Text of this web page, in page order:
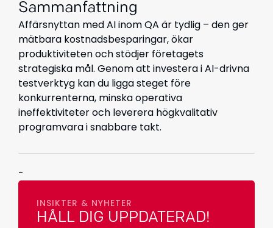
Sammanfattning
Affärsnyttan med AI inom QA är tydlig – den ger
mätbara kostnadsbesparingar, ökar
produktiviteten och stödjer företagets
strategiska mål. Genom att investera i AI-drivna
testverktyg kan du ligga steget före
konkurrenterna, minska operativa
ineffektiviteter och leverera högkvalitativ
programvara i snabbare takt.
-
INSIKTER & NYHETER
HÅLL DIG UPPDATERAD!